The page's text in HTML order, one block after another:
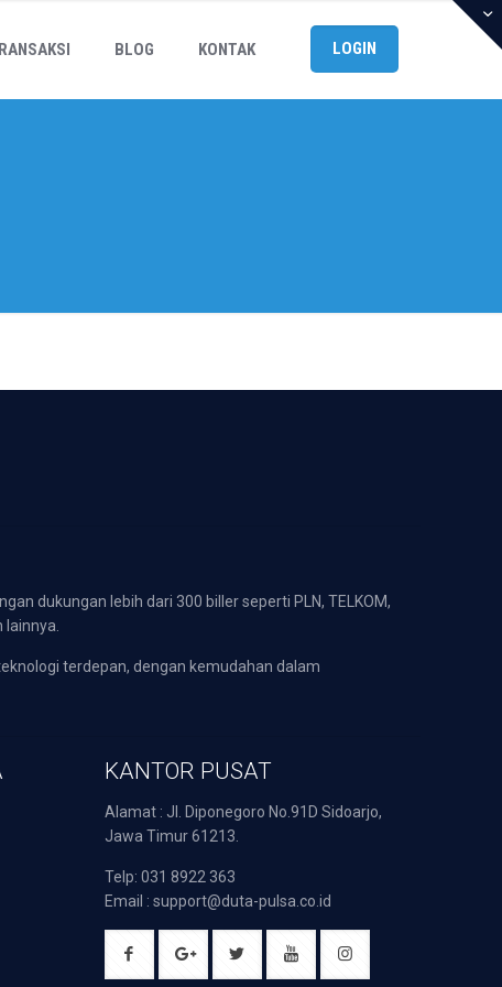
BLOG KONTAK LOGIN
dukungan lebih dari 300 biller seperti PLN, TELKOM,
terdepan, dengan kemudahan dalam
KANTOR PUSAT
Alamat : Jl. Diponegoro No.91D Sidoarjo,
Jawa Timur 61213.
Telp: 031 8922 363
Email : support@duta-pulsa.co.id